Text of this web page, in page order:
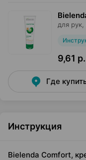
для рук,
9,61 р.
Где
Инструкция
Bielenda Comfort,